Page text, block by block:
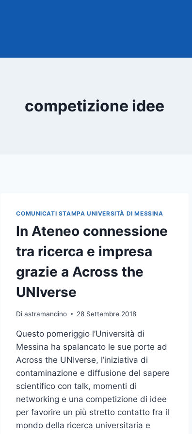
competizione idee
COMUNICATI STAMPA UNIVERSITÀ DI MESSINA
In Ateneo connessione
tra ricerca e impresa
grazie a Across the
UNIverse
Di astramandino 28 Settembre 2018
Questo pomeriggio l’Università di
Messina ha spalancato le sue porte ad
Across the UNIverse, l’iniziativa di
contaminazione e diffusione del sapere
scientifico con talk, momenti di
networking e una competizione di idee
per favorire un più stretto contatto fra il
mondo della ricerca universitaria e